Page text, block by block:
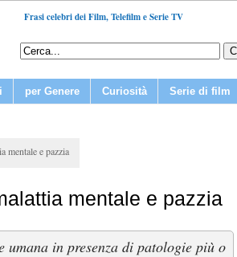
Frasi celebri dei Film, Telefilm e Serie TV
per Genere Curiosità Serie di film
mentale e pazzia
mentale e pazzia
in presenza di patologie più o